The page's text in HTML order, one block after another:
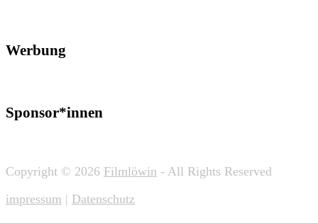
Werbung
Sponsor*innen
Copyright © 2026 Filmlöwin - All Rights Reserved
impressum | Datenschutz